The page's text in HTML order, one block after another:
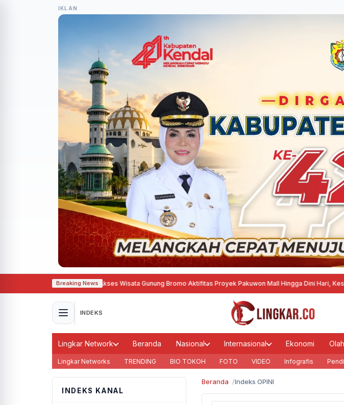
IKLAN
Breaking News
TNBTS Tutup Total Akses Wisata Gunung Bromo·Aktifitas Proyek Pakuwon Mall Hingga Dini Hari,
INDEKS
Lingkar Network Beranda Nasional Internasional Ekonomi
Lingkar Networks TRENDING BIO TOKOH FOTO VIDEO Infografis
INDEKS KANAL
Beranda Indeks OPINI